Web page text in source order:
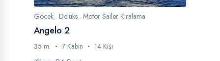
Göcek . Delüks . Motor Sailer Kiralama
Angelo 2
35 m. 7 Kabin 14 Kişi